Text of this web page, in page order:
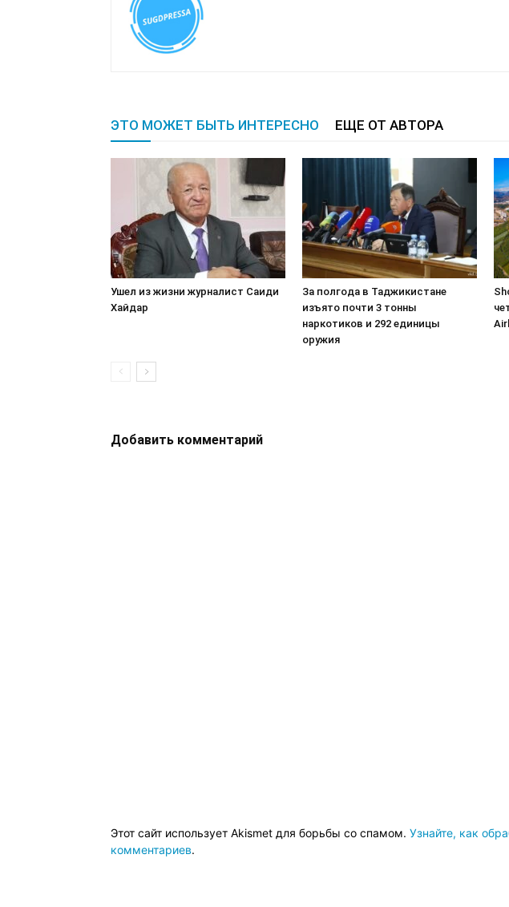
ЭТО МОЖЕТ БЫТЬ ИНТЕРЕСНО ЕЩЕ ОТ АВТОРА
Ушел из жизни журналист Саиди
Хайдар
За полгода в Таджикистане
изъято почти 3 тонны
наркотиков и 292 единицы
оружия
Добавить комментарий
Этот сайт использует Akismet для борьбы со спамом. Узнайте, как
комментариев.